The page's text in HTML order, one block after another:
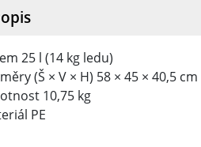
25 l (14 kg ledu)
(Š × V × H) 58 × 45 × 40,5 cm
10,75 kg
PE